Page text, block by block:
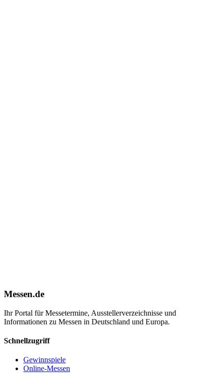
Messen.de
Ihr Portal für Messetermine, Ausstellerverzeichnisse und
Informationen zu Messen in Deutschland und Europa.
Schnellzugriff
Gewinnspiele
Online-Messen